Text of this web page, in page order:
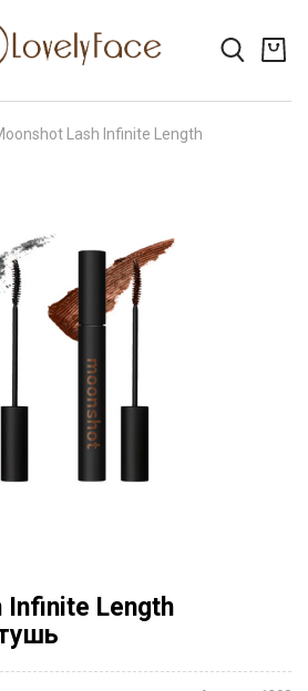
Lash Infinite Length
Infinite Length